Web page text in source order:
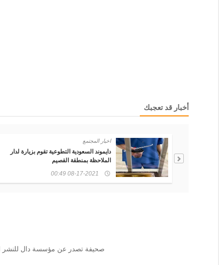
أخبار قد تعجبك
اخبار المجتمع
بمشاركة الأيتام ... دايموند السعودية تقيم
حماية الطيور )
08-08-2021 03:05
صحيفة تصدر عن مؤسسة دال للنشر